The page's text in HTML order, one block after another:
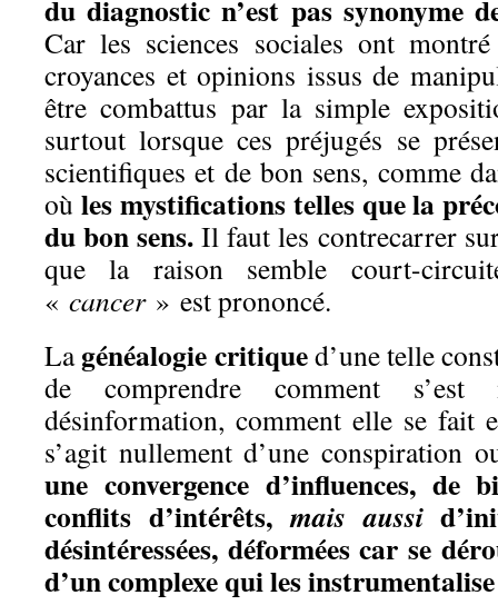
du diagnostic n’est pas synonyme
Car les sciences sociales ont
croyances et opinions issus de
être combattus par la simple
surtout lorsque ces préjugés se
scientifiques et de bon sens, comme
où les mystifications telles que la
du bon sens. Il faut les contrecarrer
que la raison semble court-
« cancer » est prononcé.
Lagénéalogie critiqued’une telle
de comprendre comment
désinformation, comment elle se
s’agit nullement d’une conspiration
une convergence d’influences, de
conflits d’intérêts,mais aussi
désintéressées, déformées car se
d’un complexe qui les